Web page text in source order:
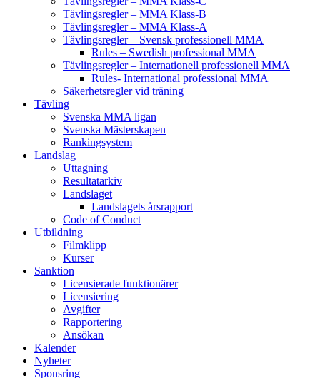
Tävlingsregler – MMA Klass-B
Tävlingsregler – MMA Klass-A
Tävlingsregler – Svensk professionell MMA
Rules – Swedish professional MMA
Tävlingsregler – Internationell professionell MMA
Rules- International professional MMA
Säkerhetsregler vid träning
Tävling
Svenska MMA ligan
Svenska Mästerskapen
Rankingsystem
Landslag
Uttagning
Resultatarkiv
Landslaget
Landslagets årsrapport
Code of Conduct
Utbildning
Filmklipp
Kurser
Sanktion
Licensierade funktionärer
Licensiering
Avgifter
Rapportering
Ansökan
Kalender
Nyheter
Sponsring